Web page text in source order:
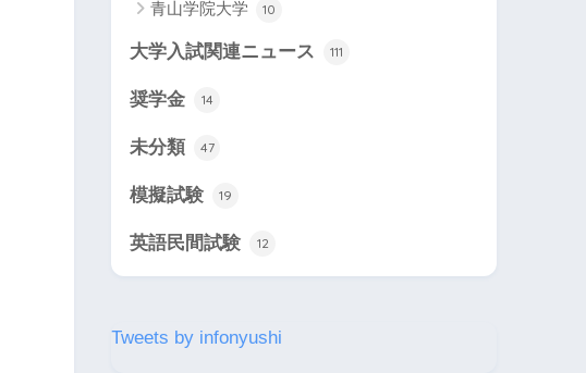
青山学院大学 10
大学入試関連ニュース 111
奨学金 14
未分類 47
模擬試験 19
英語民間試験 12
Tweets by infonyushi